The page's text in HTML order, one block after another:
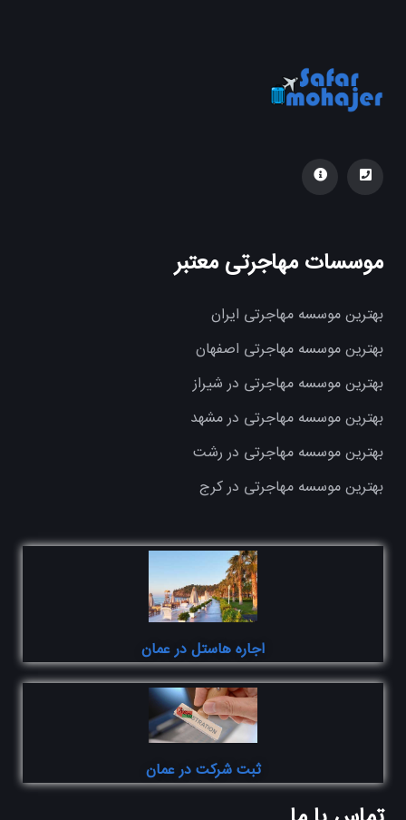
موسسات مهاجرتی معتبر
بهترین موسسه مهاجرتی ایران
بهترین موسسه مهاجرتی اصفهان
بهترین موسسه مهاجرتی در شیراز
بهترین موسسه مهاجرتی در مشهد
بهترین موسسه مهاجرتی در رشت
بهترین موسسه مهاجرتی در کرج
اجاره هاستل در عمان
ثبت شرکت در عمان